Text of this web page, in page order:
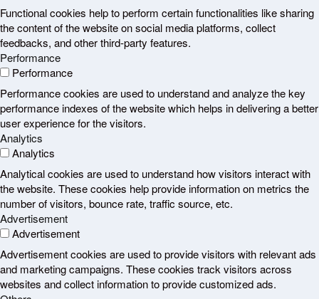
Functional cookies help to perform certain functionalities like sharing
the content of the website on social media platforms, collect
feedbacks, and other third-party features.
Performance
Performance
Performance cookies are used to understand and analyze the key
performance indexes of the website which helps in delivering a better
user experience for the visitors.
Analytics
Analytics
Analytical cookies are used to understand how visitors interact with
the website. These cookies help provide information on metrics the
number of visitors, bounce rate, traffic source, etc.
Advertisement
Advertisement
Advertisement cookies are used to provide visitors with relevant ads
and marketing campaigns. These cookies track visitors across
websites and collect information to provide customized ads.